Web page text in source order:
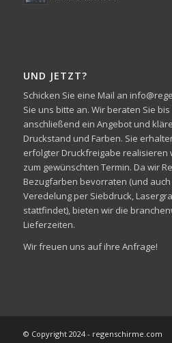
UND JETZT?
Schicken Sie eine Mail an
Sie uns bitte an. Wir beraten Sie
anschließend ein Angebot und
Druckstand und Farben. Sie
erfolgter Druckfreigabe realisieren
zum gewünschten Termin. Da wir
Bezugfarben bevorraten (und
Veredelung per Siebdruck,
stattfindet), bieten wir die
Lieferzeiten.
Wir freuen uns auf ihre Anfrage!
© Copyright 2024 - regenschirme.com